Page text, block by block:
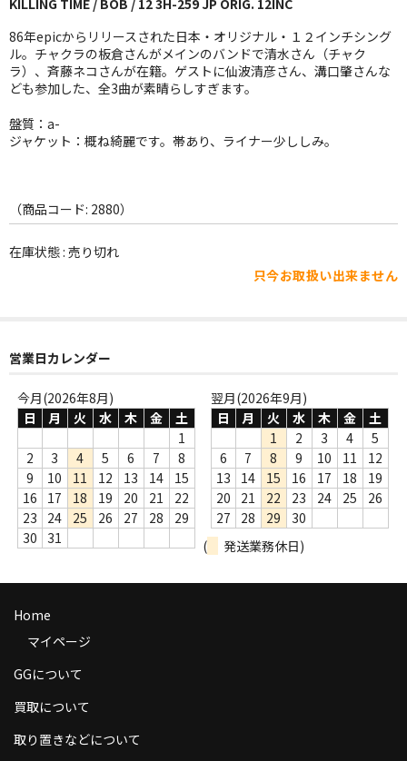
JAZZ-EU
JAZZ-JP
JAZZ-VOCAL
J-POP
FOLK,SSW
レア盤（1万円以上）
Webのみ no.1
Webのみ no.2
Webのみ no.3
Webのみ no.4
売り切れ
Help
送料
お支払い方法
返品
KILLING TIME / BOB / 12 3H-259 JP ORIG. 12INC
86年epicからリリースされた日本・オリジナル・１２インチシング
ル。チャクラの板倉さんがメインのバンドで清水さん（チャク
ラ）、斉藤ネコさんが在籍。ゲストに仙波清彦さん、溝口肇さんな
ども参加した、全3曲が素晴らしすぎます。
盤質：a-
ジャケット：概ね綺麗です。帯あり、ライナー少ししみ。
（商品コード: 2880）
在庫状態 : 売り切れ
只今お取扱い出来ません
営業日カレンダー
今月(2026年8月)
日
月 火 水 木 金
土
1
2
3 4 5 6 7
8
9
10 11 12 13 14
15
16
17 18 19 20 21
22
23
24 25 26 27 28
29
30
31
翌月(2026年9月)
日
月 火 水 木 金
土
1
2 3 4
5
6
7 8 9 10 11
12
13
14 15 16 17 18
19
20
21 22 23 24 25
26
27
28 29
30
(
発送業務休日)
Home
マイページ
GGについて
買取について
取り置きなどについて